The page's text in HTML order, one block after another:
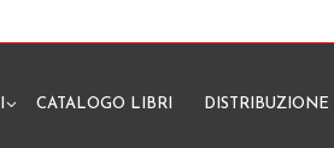
CATALOGO LIBRI DISTRIBUZIONE